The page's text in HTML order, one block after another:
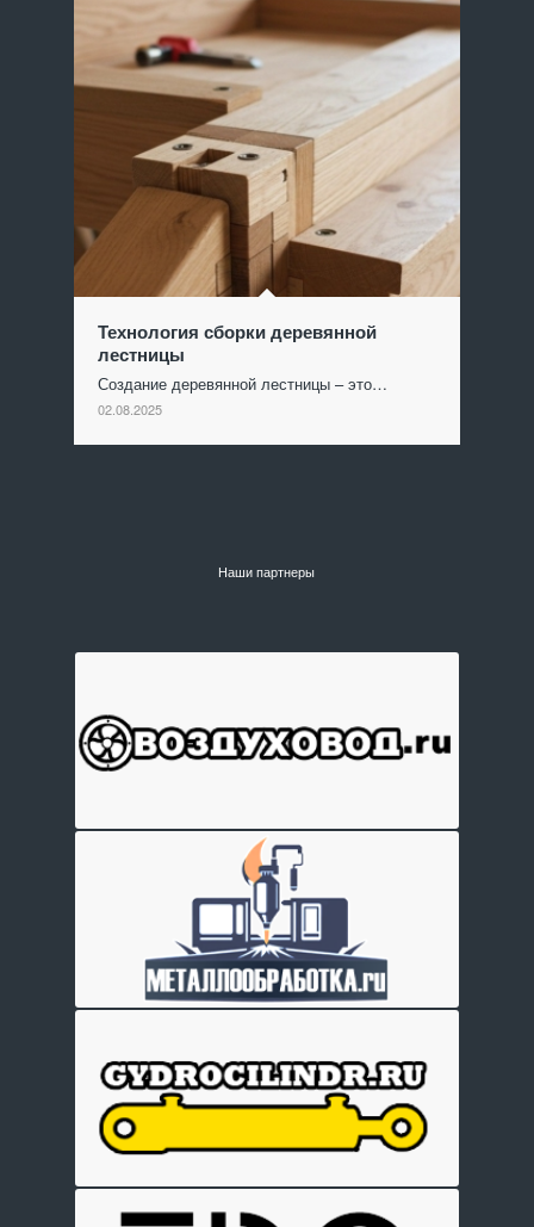
Технология сборки деревянной
лестницы
Создание деревянной лестницы – это…
02.08.2025
Наши партнеры